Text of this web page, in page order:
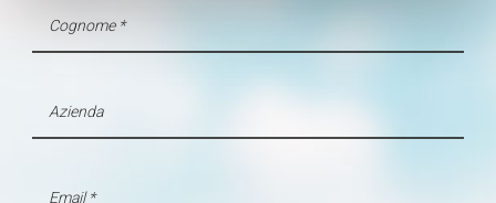
Identificare il tuo dispositivo, scansionandolo
attivamente alla ricerca di caratteristiche specifiche
Approfondisci come vengono elaborati i tuoi dati personali
e imposta le tue preferenze nellasezione dettagli. Puoi